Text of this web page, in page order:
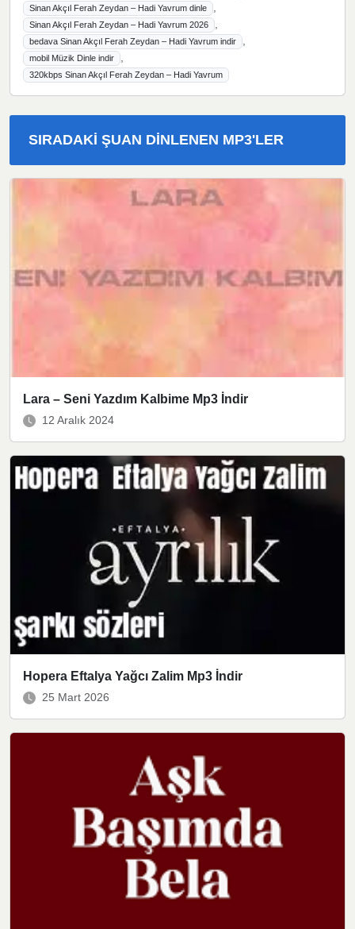
Sinan Akçıl Ferah Zeydan – Hadi Yavrum dinle ,
Sinan Akçıl Ferah Zeydan – Hadi Yavrum 2026 ,
bedava Sinan Akçıl Ferah Zeydan – Hadi Yavrum indir ,
mobil Müzik Dinle indir ,
320kbps Sinan Akçıl Ferah Zeydan – Hadi Yavrum
SIRADAKI ŞUAN DINLENEN MP3'LER
Lara – Seni Yazdım Kalbime Mp3 İndir
12 Aralık 2024
Hopera Eftalya Yağcı Zalim Mp3 İndir
25 Mart 2026